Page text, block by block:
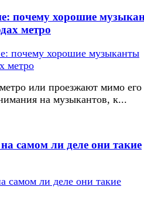
почему хорошие
метро
или проезжают мимо его
на музыкантов, к...
самом ли деле они такие